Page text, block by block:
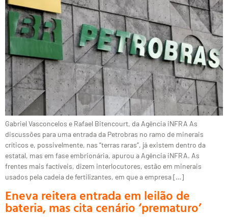
Gabriel Vasconcelos e Rafael Bitencourt, da Agência iNFRA As
discussões para uma entrada da Petrobras no ramo de minerais
críticos e, possivelmente, nas “terras raras”, já existem dentro da
estatal, mas em fase embrionária, apurou a Agência iNFRA. As
frentes mais factíveis, dizem interlocutores, estão em minerais
usados pela cadeia de fertilizantes, em que a empresa […]
Eneva reitera entrada em leilão de
bateria, mas cita cenário ‘prematuro’